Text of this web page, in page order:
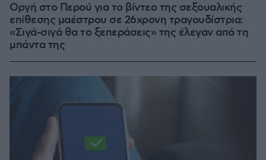
Οργή στο Περού για το βίντεο της σεξουαλικής
επίθεσης μαέστρου σε 26χρονη τραγουδίστρια:
«Σιγά-σιγά θα το ξεπεράσεις» της έλεγαν από τη
μπάντα της